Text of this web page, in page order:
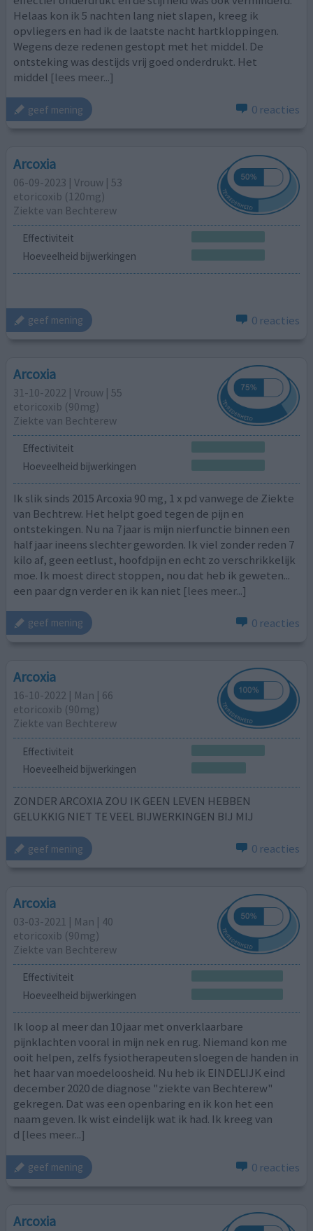
Helaas kon ik 5 nachten lang niet slapen, kreeg ik
opvliegers en had ik de laatste nacht hartkloppingen.
Wegens deze redenen gestopt met het middel. De
ontsteking was destijds vrij goed onderdrukt. Het
middel [lees meer...]
geef mening 0 reacties
Arcoxia
06-09-2023 | Vrouw | 53
etoricoxib (120mg)
Ziekte van Bechterew
Effectiviteit
Hoeveelheid bijwerkingen
geef mening 0 reacties
Arcoxia
31-10-2022 | Vrouw | 55
etoricoxib (90mg)
Ziekte van Bechterew
Effectiviteit
Hoeveelheid bijwerkingen
Ik slik sinds 2015 Arcoxia 90 mg, 1 x pd vanwege de Ziekte
van Bechtrew. Het helpt goed tegen de pijn en
ontstekingen. Nu na 7 jaar is mijn nierfunctie binnen een
half jaar ineens slechter geworden. Ik viel zonder reden 7
kilo af, geen eetlust, hoofdpijn en echt zo verschrikkelijk
moe. Ik moest direct stoppen, nou dat heb ik geweten...
een paar dgn verder en ik kan niet [lees meer...]
geef mening 0 reacties
Arcoxia
16-10-2022 | Man | 66
etoricoxib (90mg)
Ziekte van Bechterew
Effectiviteit
Hoeveelheid bijwerkingen
ZONDER ARCOXIA ZOU IK GEEN LEVEN HEBBEN
GELUKKIG NIET TE VEEL BIJWERKINGEN BIJ MIJ
geef mening 0 reacties
Arcoxia
03-03-2021 | Man | 40
etoricoxib (90mg)
Ziekte van Bechterew
Effectiviteit
Hoeveelheid bijwerkingen
Ik loop al meer dan 10 jaar met onverklaarbare
pijnklachten vooral in mijn nek en rug. Niemand kon me
ooit helpen, zelfs fysiotherapeuten sloegen de handen in
het haar van moedeloosheid. Nu heb ik EINDELIJK eind
december 2020 de diagnose "ziekte van Bechterew"
gekregen. Dat was een openbaring en ik kon het een
naam geven. Ik wist eindelijk wat ik had. Ik kreeg van
d [lees meer...]
geef mening 0 reacties
Arcoxia